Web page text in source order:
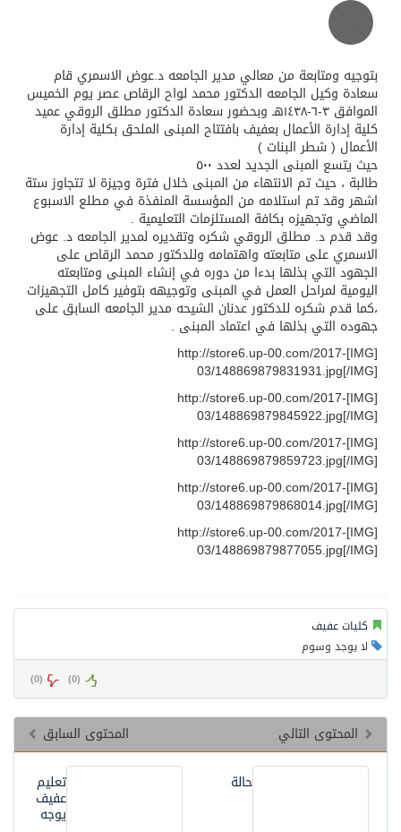
بتوجيه ومتابعة من معالي مدير الجامعه د.عوض الاسمري قام
سعادة وكيل الجامعه الدكتور محمد لواح الرقاص عصر يوم الخميس
الموافق ٣-٦-١٤٣٨هـ وبحضور سعادة الدكتور مطلق الروقي عميد
كلية إدارة الأعمال بعفيف بافتتاح المبنى الملحق بكلية إدارة
الأعمال ( شطر البنات )
حيث يتسع المبنى الجديد لعدد ٥٠٠
طالبة ، حيث تم الانتهاء من المبنى خلال فترة وجيزة لا تتجاوز ستة
اشهر وقد تم استلامه من المؤسسة المنفذة في مطلع الاسبوع
الماضي وتجهيزه بكافة المستلزمات التعليمية .
وقد قدم د. مطلق الروقي شكره وتقديره لمدير الجامعه د. عوض
الاسمري على متابعته واهتمامه وللدكتور محمد الرقاص على
الجهود التي بذلها بدءا من دوره في إنشاء المبنى ومتابعته
اليومية لمراحل العمل في المبنى وتوجيهه بتوفير كامل التجهيزات
،كما قدم شكره للدكتور عدنان الشيحه مدير الجامعه السابق على
جهوده التي بذلها في اعتماد المبنى .
[IMG]http://store6.up-00.com/2017-
03/148869879831931.jpg[/IMG]
[IMG]http://store6.up-00.com/2017-
03/148869879845922.jpg[/IMG]
[IMG]http://store6.up-00.com/2017-
03/148869879859723.jpg[/IMG]
[IMG]http://store6.up-00.com/2017-
03/148869879868014.jpg[/IMG]
[IMG]http://store6.up-00.com/2017-
03/148869879877055.jpg[/IMG]
كليات عفيف
لا يوجد وسوم
(
0
) (
0
)
المحتوى السابق
المحتوى التالي
تعليم
عفيف
يوجه
حالة